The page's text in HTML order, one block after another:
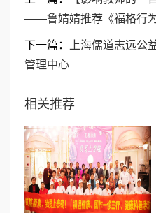
——鲁婧婧推荐《福格行为
下一篇：
上海儒道志远公
管理中心
相关推荐